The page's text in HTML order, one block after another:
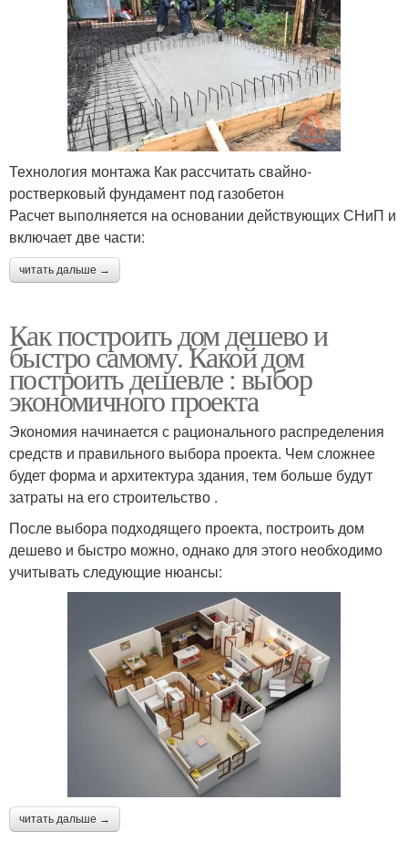
Технология монтажа Как рассчитать свайно-
ростверковый фундамент под газобетон
Расчет выполняется на основании действующих СНиП и
включает две части:
читать дальше →
Как построить дом дешево и
быстро самому. Какой дом
построить дешевле : выбор
экономичного проекта
Экономия начинается с рационального распределения
средств и правильного выбора проекта. Чем сложнее
будет форма и архитектура здания, тем больше будут
затраты на его строительство .
После выбора подходящего проекта, построить дом
дешево и быстро можно, однако для этого необходимо
учитывать следующие нюансы:
читать дальше →